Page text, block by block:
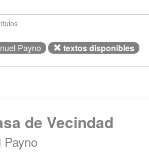
Payno textos disponibles
de Vecindad
Payno